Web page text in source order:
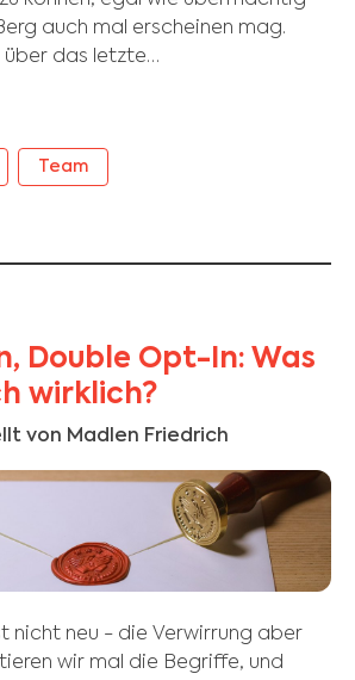
auch mal erscheinen mag.
über das letzte…
Team
Double Opt-In: Was
wirklich?
von Madlen Friedrich
nicht neu - die Verwirrung aber
wir mal die Begriffe, und